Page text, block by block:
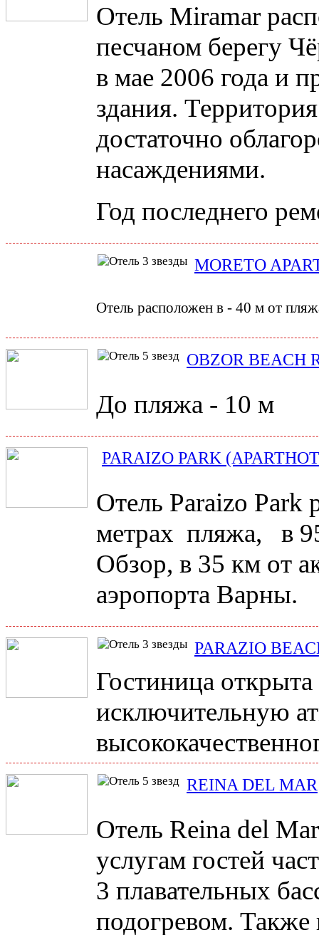
Отель Miramar
песчаном берегу
в мае 2006 года и
здания.
достаточно
насаждениями.
Год последнего
MORETO
Отель расположен в - 40 м от
OBZOR BEACH
До пляжа - 10 м
PARAIZO PARK
Отель Paraizo Park
метрах пляжа,
в
Обзор, в 35 км от
аэропорта Варны.
PARAZIO
Гостиница открыта
исключительную
REINA DEL MAR
Отель Reina del
услугам гостей
3 плавательных
подогревом. Также